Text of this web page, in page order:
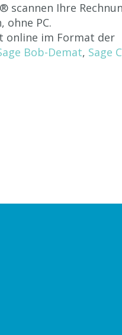
scannen Ihre
ohne PC.
online im Format der
Bob-Demat, Sage